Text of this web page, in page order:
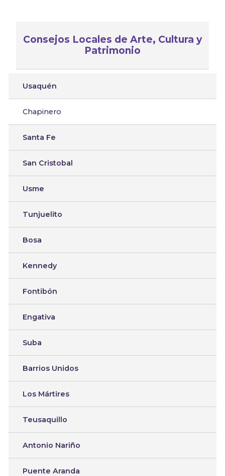
Consejos Locales de Arte, Cultura y
Patrimonio
Usaquén
Chapinero
Santa Fe
San Cristobal
Usme
Tunjuelito
Bosa
Kennedy
Fontibón
Engativa
Suba
Barrios Unidos
Los Mártires
Teusaquillo
Antonio Nariño
Puente Aranda